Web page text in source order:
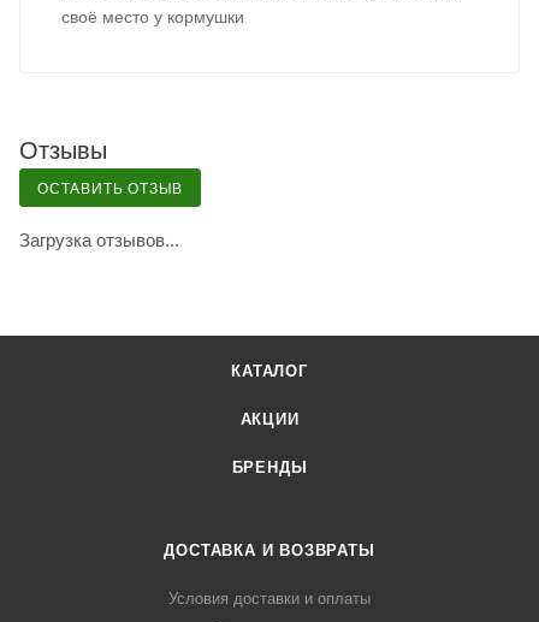
своё место у кормушки
Отзывы
ОСТАВИТЬ ОТЗЫВ
Загрузка отзывов...
КАТАЛОГ
АКЦИИ
БРЕНДЫ
ДОСТАВКА И ВОЗВРАТЫ
Условия доставки и оплаты